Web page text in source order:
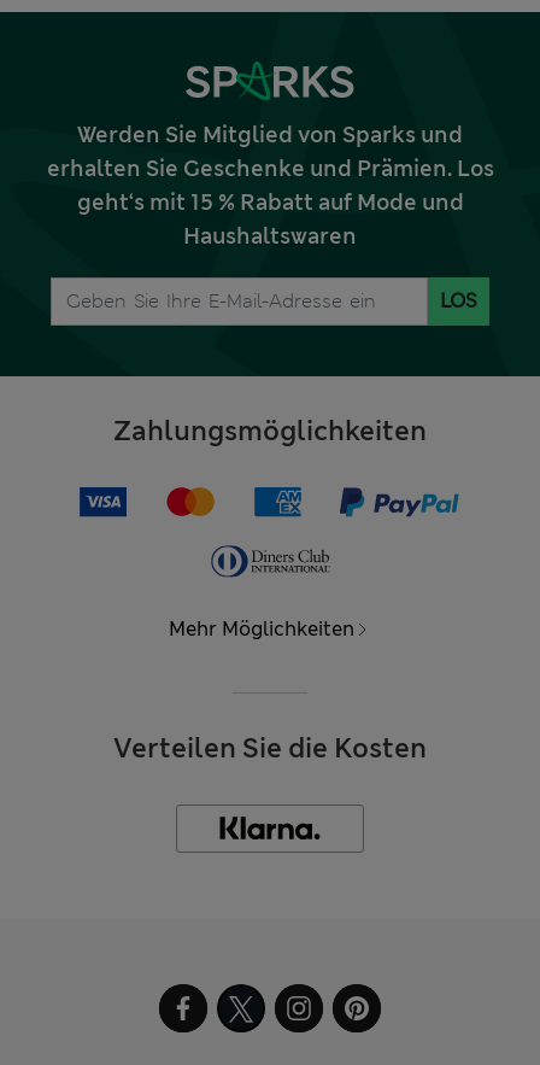
Werden Sie Mitglied von Sparks und
erhalten Sie Geschenke und Prämien. Los
geht‘s mit 15 % Rabatt auf Mode und
Haushaltswaren
LOS
Zahlungsmöglichkeiten
Mehr Möglichkeiten
Verteilen Sie die Kosten